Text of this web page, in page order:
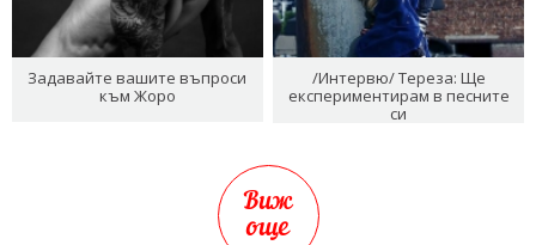
Задавайте вашите въпроси
към Жоро
/Интервю/ Тереза: Ще
експериментирам в песните
си
Виж
още